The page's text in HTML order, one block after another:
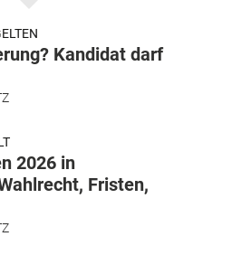
Kandidat darf
2026 in
Fristen,